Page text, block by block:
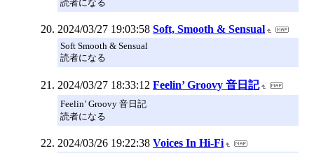
読者になる
2024/03/27 19:03:58 Soft, Smooth & Sensual
Soft Smooth & Sensual
読者になる
2024/03/27 18:33:12 Feelin’ Groovy 音日記
Feelin’ Groovy 音日記
読者になる
2024/03/26 19:22:38 Voices In Hi-Fi